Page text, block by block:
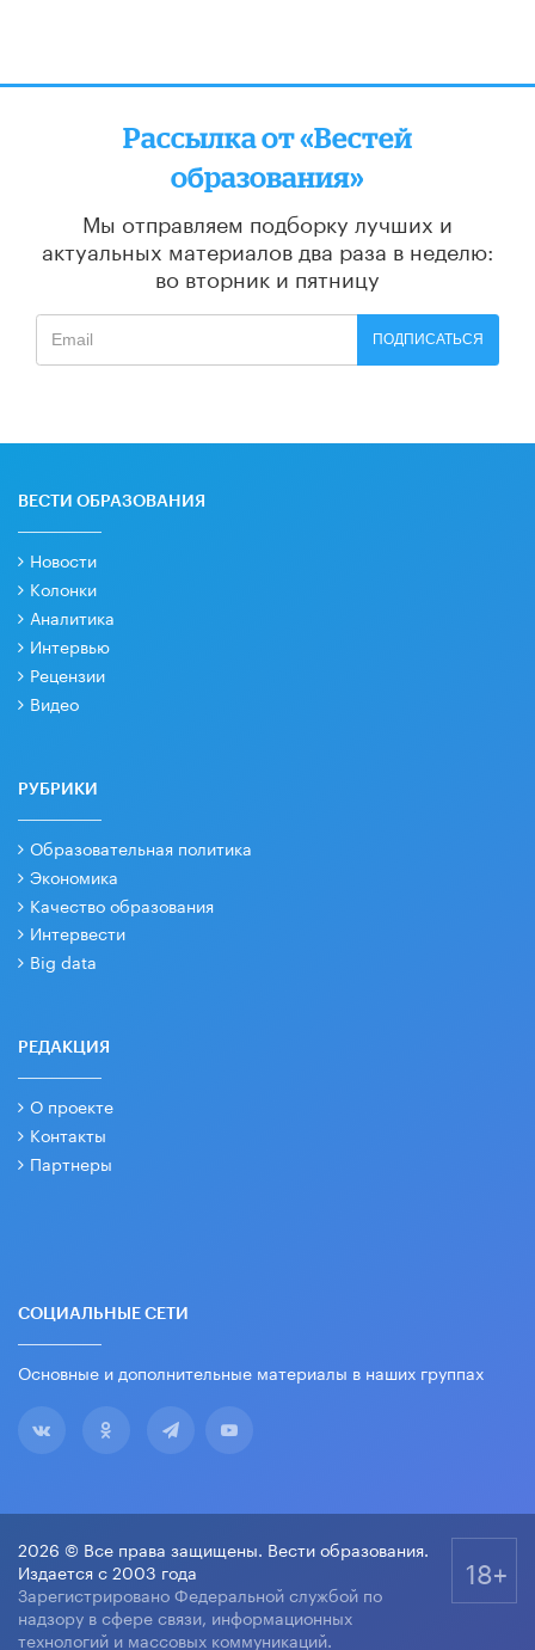
Рассылка от «Вестей
образования»
Мы отправляем подборку лучших и
актуальных материалов два раза в неделю:
во вторник и пятницу
ПОДПИСАТЬСЯ
ВЕСТИ ОБРАЗОВАНИЯ
Новости
Колонки
Аналитика
Интервью
Рецензии
Видео
РУБРИКИ
Образовательная политика
Экономика
Качество образования
Интервести
Big data
РЕДАКЦИЯ
О проекте
Контакты
Партнеры
СОЦИАЛЬНЫЕ СЕТИ
Основные и дополнительные материалы в наших группах
2026 © Все права защищены. Вести образования.
Издается с 2003 года
Зарегистрировано Федеральной службой по
надзору в сфере связи, информационных
технологий и массовых коммуникаций.
18+